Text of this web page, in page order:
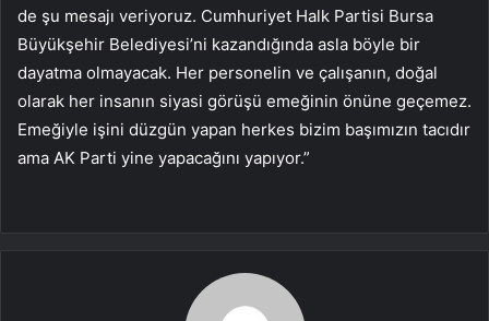
de şu mesajı veriyoruz. Cumhuriyet Halk Partisi Bursa
Büyükşehir Belediyesi’ni kazandığında asla böyle bir
dayatma olmayacak. Her personelin ve çalışanın, doğal
olarak her insanın siyasi görüşü emeğinin önüne geçemez.
Emeğiyle işini düzgün yapan herkes bizim başımızın tacıdır
ama AK Parti yine yapacağını yapıyor.”